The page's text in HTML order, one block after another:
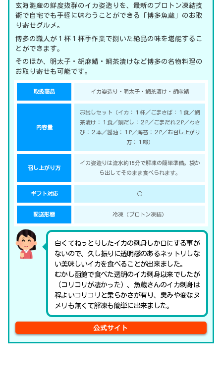
玄海灘産の鮮度抜群のイカ姿造りを、最新のプロトン凍結技
術で自宅でも手軽に味わうことができる「博多魚蔵」のお取
り寄せグルメ。
博多の職人が１杯１杯手作業で捌いた絶品の味を堪能するこ
とができます。
そのほか、明太子・胡麻鯖・鯛茶漬けなど博多の名物料理の
お取り寄せも可能です。
取扱商品 イカ姿造り・明太子・鯛茶漬け・胡麻鯖
内容量
お試しセット（イカ：１杯／ごまさば：１食／鯛
茶漬け：１食／鯛だし：２P／ごまだれ２P／わさ
び：２本／醤油：１P／海苔：２P／お召し上がり
方：１部）
召し上がり方
イカ姿造りは流水約15分で解凍の簡単準備。袋か
ら出してそのまま食べられます。
ギフト対応 ○
配送形態 冷凍（プロトン凍結）
白くてねっとりしたイカの刺身しか口にする事が
ないので、久し振りに透明感のあるネットリしな
い美味しいイカを食べることが出来ました。
むかし函館で食べた透明のイカ刺身以来でしたが
（コリコリが凄かった）、魚蔵さんのイカ刺身は
程よいコリコリと柔らかさが有り、臭みや変なヌ
メリも無くて解凍も簡単に出来ました。
公式サイト